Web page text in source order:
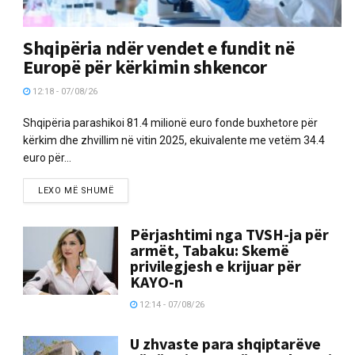
Shqipëria ndër vendet e fundit në
Europë për kërkimin shkencor
12:18 - 07/08/26
Shqipëria parashikoi 81.4 milionë euro fonde buxhetore për
kërkim dhe zhvillim në vitin 2025, ekuivalente me vetëm 34.4
euro për...
LEXO MË SHUMË
Përjashtimi nga TVSH-ja për
armët, Tabaku: Skemë
privilegjesh e krijuar për
KAYO-n
12:14 - 07/08/26
U zhvaste para shqiptarëve